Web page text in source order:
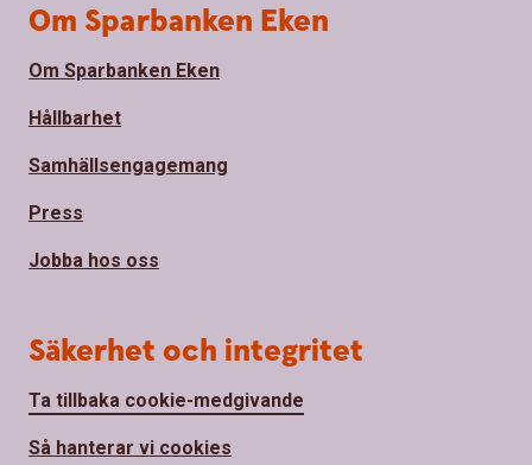
Om Sparbanken Eken
Om Sparbanken Eken
Hållbarhet
Samhällsengagemang
Press
Jobba hos oss
Säkerhet och integritet
Ta tillbaka cookie-medgivande
Så hanterar vi cookies